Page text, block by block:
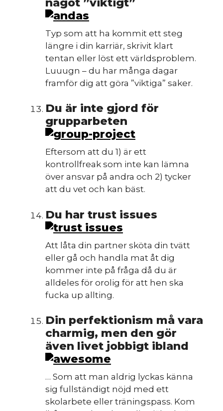
Typ som att ha kommit ett steg
längre i din karriär, skrivit klart
tentan eller löst ett världsproblem.
Luuugn – du har många dagar
framför dig att göra ”viktiga” saker.
Du är inte gjord för
grupparbeten
Eftersom att du 1) är ett
kontrollfreak som inte kan lämna
över ansvar på andra och 2) tycker
att du vet och kan bäst.
Du har trust issues
Att låta din partner sköta din tvätt
eller gå och handla mat åt dig
kommer inte på fråga då du är
alldeles för orolig för att hen ska
fucka up allting.
Din perfektionism må vara
charmig, men den gör
även livet jobbigt ibland
… Som att man aldrig lyckas känna
sig fullständigt nöjd med ett
skolarbete eller träningspass. Kom